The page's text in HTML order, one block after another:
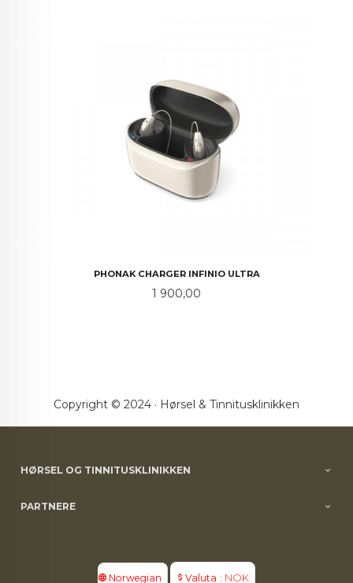
PHONAK CHARGER INFINIO ULTRA
Pris
1 900,00
Copyright © 2024 · Hørsel & Tinnitusklinikken
HØRSEL OG TINNITUSKLINIKKEN
PARTNERE
Norwegian Valuta : NOK